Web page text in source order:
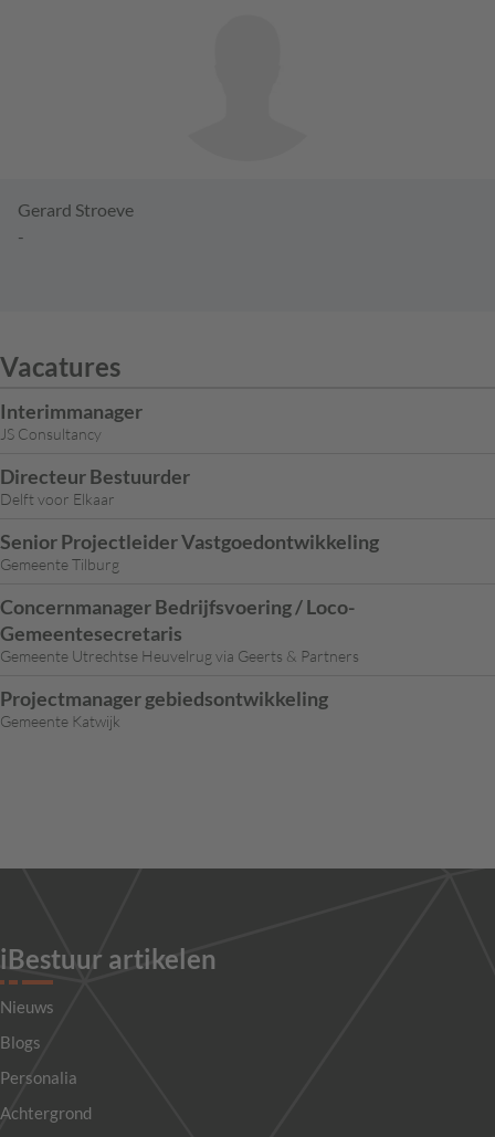
Gerard Stroeve
-
Vacatures
Interimmanager
JS Consultancy
Directeur Bestuurder
Delft voor Elkaar
Senior Projectleider Vastgoedontwikkeling
Gemeente Tilburg
Concernmanager Bedrijfsvoering / Loco-
Gemeentesecretaris
Gemeente Utrechtse Heuvelrug via Geerts & Partners
Projectmanager gebiedsontwikkeling
Gemeente Katwijk
iBestuur artikelen
Nieuws
Blogs
Personalia
Achtergrond